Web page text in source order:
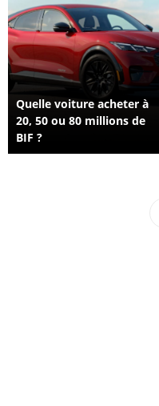
Quelle voiture acheter à
20, 50 ou 80 millions de
BIF ?